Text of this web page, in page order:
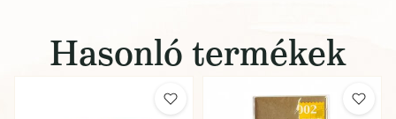
Hasonló termékek